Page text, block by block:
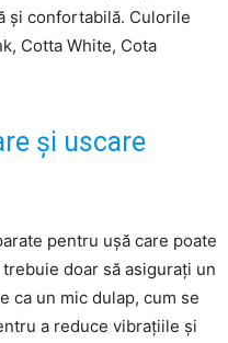
și confortabilă. Culorile
Cotta White, Cota
și uscare
pentru ușă care poate
doar să asigurați un
ca un mic dulap, cum se
a reduce vibrațiile și